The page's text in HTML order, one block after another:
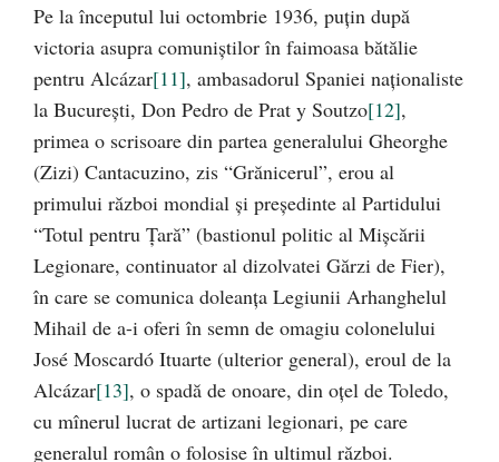
Pe la începutul lui octombrie 1936, puţin după
victoria asupra comuniştilor în faimoasa bătălie
pentru Alcázar[11], ambasadorul Spaniei naţionaliste
la Bucureşti, Don Pedro de Prat y Soutzo[12],
primea o scrisoare din partea generalului Gheorghe
(Zizi) Cantacuzino, zis “Grănicerul”, erou al
primului război mondial şi preşedinte al Partidului
“Totul pentru Ţară” (bastionul politic al Mişcării
Legionare, continuator al dizolvatei Gărzi de Fier),
în care se comunica doleanţa Legiunii Arhanghelul
Mihail de a-i oferi în semn de omagiu colonelului
José Moscardó Ituarte (ulterior general), eroul de la
Alcázar[13], o spadă de onoare, din oţel de Toledo,
cu mînerul lucrat de artizani legionari, pe care
generalul român o folosise în ultimul război.